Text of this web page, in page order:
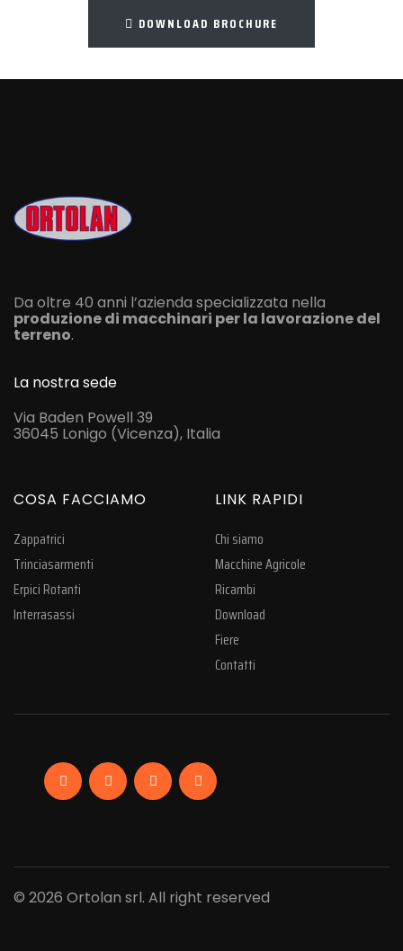
DOWNLOAD BROCHURE
Da oltre 40 anni l’azienda specializzata nella
produzione di macchinari per la lavorazione del
terreno.
La nostra sede
Via Baden Powell 39
36045 Lonigo (Vicenza), Italia
COSA FACCIAMO
Zappatrici
Trinciasarmenti
Erpici Rotanti
Interrasassi
LINK RAPIDI
Chi siamo
Macchine Agricole
Ricambi
Download
Fiere
Contatti
FacebookLinkedinInstagramYouTube
© 2026 Ortolan srl. All right reserved